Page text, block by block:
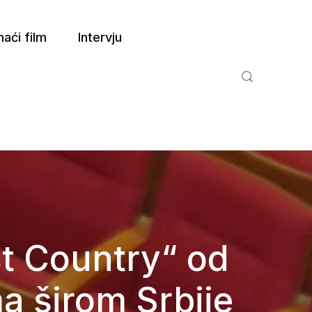
film Intervju
Country“ od
širom Srbije